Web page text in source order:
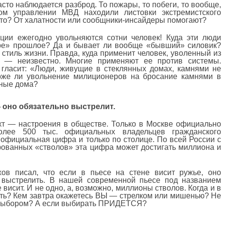
наблюдается разброд. То пожары, то побеги, то вообще,
управлении МВД находили листовки экстремистского
От халатности или сообщники-инсайдеры помогают?
ежегодно увольняются сотни человек! Куда эти люди
прошлое? Да и бывает ли вообще «бывший» силовик?
жизни. Правда, куда применит человек, уволенный из
неизвестно. Многие применяют ее против системы.
гласит: «Люди, живущие в стеклянных домах, камнями не
ли увольнение милиционеров на бросание камнями в
дома?
обязательно выстрелит.
— настроения в обществе. Только в Москве официально
500 тыс. официальных владельцев гражданского
цифра и только по столице. По всей России с
«стволов» эта цифра может достигать миллиона и
писал, что если в пьесе на стене висит ружье, оно
В нашей современной пьесе под названием
висит. И не одно, а, возможно, миллионы стволов. Когда и в
Кем завтра окажетесь ВЫ — стрелком или мишенью? Не
выбором? А если выбирать ПРИДЕТСЯ?